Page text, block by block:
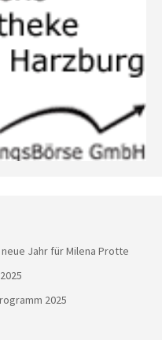
Jahr für Milena Protte
2025